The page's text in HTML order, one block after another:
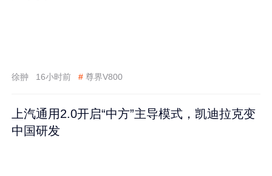
徐翀 16小时前 # 尊界V800
上汽通用2.0开启“中方”主导模式，凯迪拉克变
中国研发